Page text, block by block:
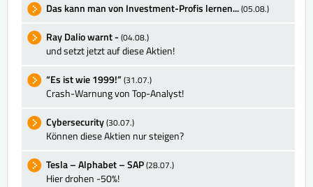
Das kann man von Investment-Profis lernen...(05.08.)
Ray Dalio warnt - (04.08.)
und setzt jetzt auf diese Aktien!
“Es ist wie 1999!”(31.07.)
Crash-Warnung von Top-Analyst!
Cybersecurity(30.07.)
Können diese Aktien nur steigen?
Tesla – Alphabet – SAP(28.07.)
Hier drohen -50%!